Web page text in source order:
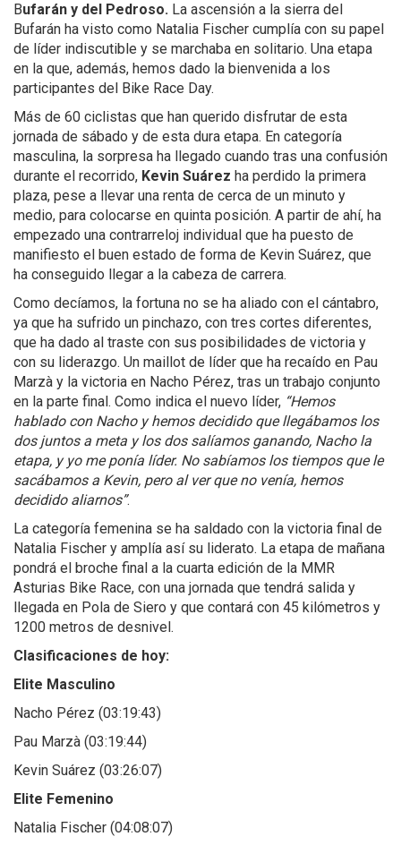
Bufarán y del Pedroso. La ascensión a la sierra del
Bufarán ha visto como Natalia Fischer cumplía con su papel
de líder indiscutible y se marchaba en solitario. Una etapa
en la que, además, hemos dado la bienvenida a los
participantes del Bike Race Day.
Más de 60 ciclistas que han querido disfrutar de esta
jornada de sábado y de esta dura etapa. En categoría
masculina, la sorpresa ha llegado cuando tras una confusión
durante el recorrido, Kevin Suárez ha perdido la primera
plaza, pese a llevar una renta de cerca de un minuto y
medio, para colocarse en quinta posición. A partir de ahí, ha
empezado una contrarreloj individual que ha puesto de
manifiesto el buen estado de forma de Kevin Suárez, que
ha conseguido llegar a la cabeza de carrera.
Como decíamos, la fortuna no se ha aliado con el cántabro,
ya que ha sufrido un pinchazo, con tres cortes diferentes,
que ha dado al traste con sus posibilidades de victoria y
con su liderazgo. Un maillot de líder que ha recaído en Pau
Marzà y la victoria en Nacho Pérez, tras un trabajo conjunto
en la parte final. Como indica el nuevo líder, “Hemos
hablado con Nacho y hemos decidido que llegábamos los
dos juntos a meta y los dos salíamos ganando, Nacho la
etapa, y yo me ponía líder. No sabíamos los tiempos que le
sacábamos a Kevin, pero al ver que no venía, hemos
decidido aliarnos”.
La categoría femenina se ha saldado con la victoria final de
Natalia Fischer y amplía así su liderato. La etapa de mañana
pondrá el broche final a la cuarta edición de la MMR
Asturias Bike Race, con una jornada que tendrá salida y
llegada en Pola de Siero y que contará con 45 kilómetros y
1200 metros de desnivel.
Clasificaciones de hoy:
Elite Masculino
Nacho Pérez (03:19:43)
Pau Marzà (03:19:44)
Kevin Suárez (03:26:07)
Elite Femenino
Natalia Fischer (04:08:07)